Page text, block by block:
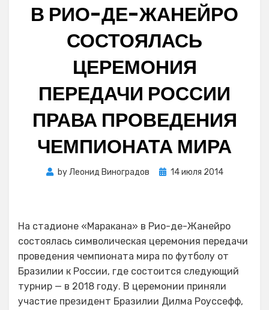
В РИО-ДЕ-ЖАНЕЙРО
СОСТОЯЛАСЬ
ЦЕРЕМОНИЯ
ПЕРЕДАЧИ РОССИИ
ПРАВА ПРОВЕДЕНИЯ
ЧЕМПИОНАТА МИРА
byЛеонид Виноградов
Posted
14 июля 2014
На стадионе «Маракана» в Рио-де-Жанейро
состоялась символическая церемония передачи
проведения чемпионата мира по футболу от
Бразилии к России, где состоится следующий
турнир — в 2018 году. В церемонии приняли
участие президент Бразилии Дилма Роуссефф,